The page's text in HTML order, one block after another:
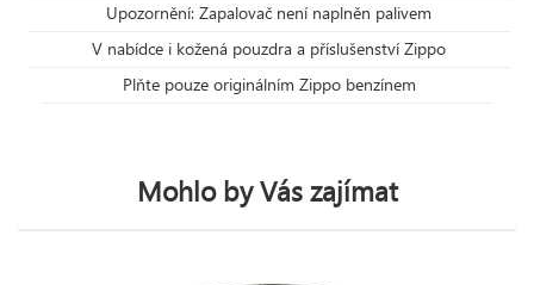
Upozornění: Zapalovač není naplněn palivem
V nabídce i kožená pouzdra a příslušenství Zippo
Plňte pouze originálním Zippo benzínem
Mohlo by Vás zajímat